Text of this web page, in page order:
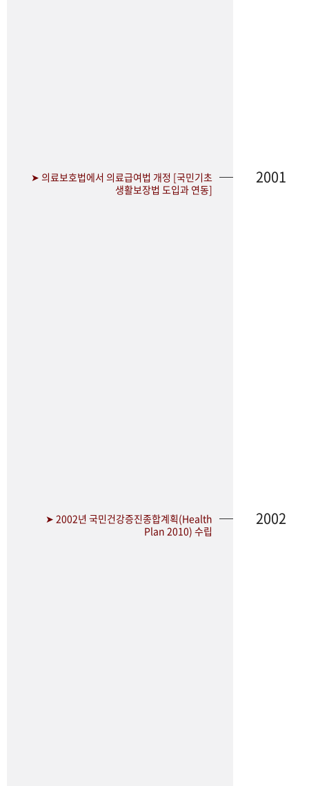
➤ 의료보호법에서 의료급여법 개정 [국민기초
생활보장법 도입과 연동]
2001
➤ 2002년 국민건강증진종합계획(Health
Plan 2010) 수립
2002